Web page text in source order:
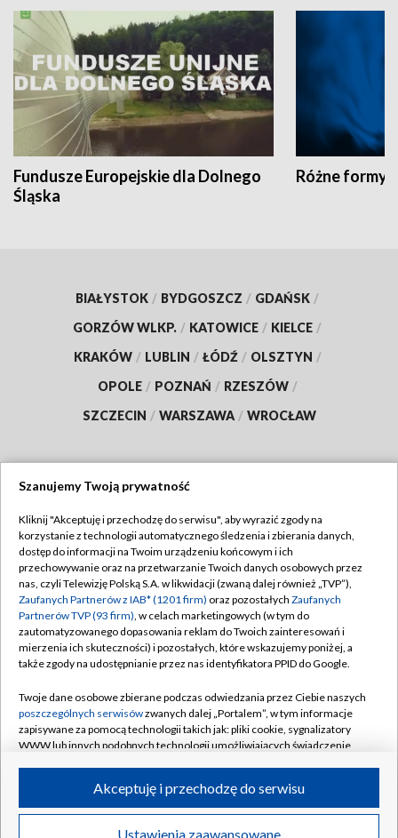
Fundusze Europejskie dla Dolnego
Śląska
Różne formy
BIAŁYSTOK / BYDGOSZCZ / GDAŃSK /
GORZÓW WLKP. / KATOWICE / KIELCE /
KRAKÓW / LUBLIN / ŁÓDŹ / OLSZTYN /
OPOLE / POZNAŃ / RZESZÓW /
SZCZECIN / WARSZAWA / WROCŁAW
TVP
Abonament TVP
Emisja w TVP
Centrum informacji TVP
Naziemna Telewizja Cyfrowa
Rada Programowa
System NOS
Informacje o nadawcy
Program dla prasy
Regulamin TVP
Polityka prywatności
Moje zgody
Pomoc
Kontakt
Kanały
©2026 Telewizja Polska S.A. w likwidacji
Szanujemy Twoją prywatność
Kliknij "Akceptuję i przechodzę do serwisu", aby wyrazić zgody na
korzystanie z technologii automatycznego śledzenia i zbierania danych,
dostęp do informacji na Twoim urządzeniu końcowym i ich
przechowywanie oraz na przetwarzanie Twoich danych osobowych przez
nas, czyli Telewizję Polską S.A. w likwidacji (zwaną dalej również „TVP”),
Zaufanych Partnerów z IAB* (1201 firm) oraz pozostałych Zaufanych
Partnerów TVP (93 firm), w celach marketingowych (w tym do
zautomatyzowanego dopasowania reklam do Twoich zainteresowań i
mierzenia ich skuteczności) i pozostałych, które wskazujemy poniżej, a
także zgody na udostępnianie przez nas identyfikatora PPID do Google.
Twoje dane osobowe zbierane podczas odwiedzania przez Ciebie naszych
poszczególnych serwisówzwanych dalej „Portalem”, w tym informacje
zapisywane za pomocą technologii takich jak: pliki cookie, sygnalizatory
WWW lub innych podobnych technologii umożliwiających świadczenie
ruchu w Internecie.
Twoje dane osobowe zbierane podczas odwiedzania przez Ciebie
Ustawienia zaawansowane
Akceptuję i przechodzę do serwisu